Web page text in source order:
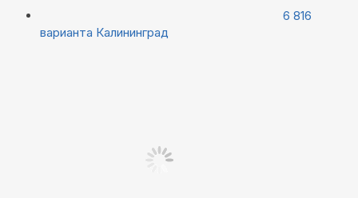
6 816
варианта Калининград